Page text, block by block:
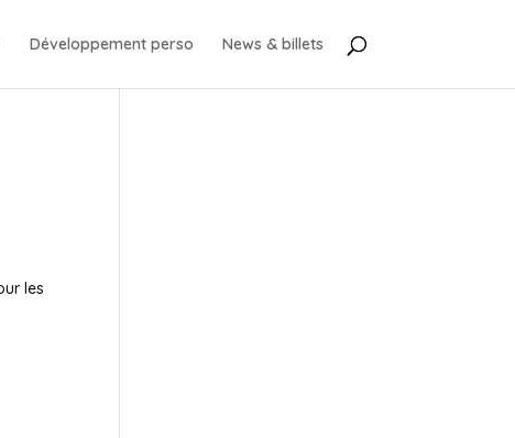
Développement perso News & billets
les